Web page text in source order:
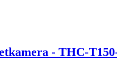
- THC-